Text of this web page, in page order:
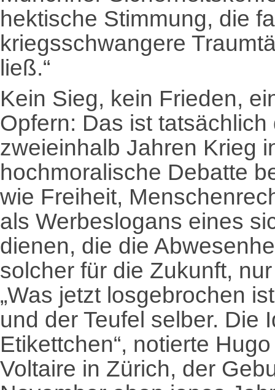
hektische Stimmung, die
kriegsschwangere
ließ.“
Kein Sieg, kein Frieden,
Opfern: Das ist
zweieinhalb Jahren Krieg
hochmoralische Debatte
wie Freiheit,
als Werbeslogans eines
dienen, die die
solcher für die Zukunft,
„Was jetzt losgebrochen
und der Teufel selber. Die
Etikettchen“, notierte
Voltaire in Zürich, der